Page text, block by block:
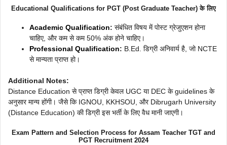
Educational Qualifications for PGT (Post Graduate Teacher) के लिए
Academic Qualification: संबंधित विषय में पोस्ट ग्रेजुएशन होना
चाहिए, और कम से कम 50% अंक होने चाहिए।
Professional Qualification: B.Ed. डिग्री अनिवार्य है, जो NCTE
से मान्यता प्राप्त हो।
Additional Notes:
Distance Education से प्राप्त डिग्री केवल UGC या DEC के guidelines के
अनुसार मान्य होंगी। जैसे कि IGNOU, KKHSOU, और Dibrugarh University
(Distance Education) की डिग्री इस भर्ती के लिए वैध मानी जाएगी।
Exam Pattern and Selection Process for Assam Teacher TGT and
PGT Recruitment 2024